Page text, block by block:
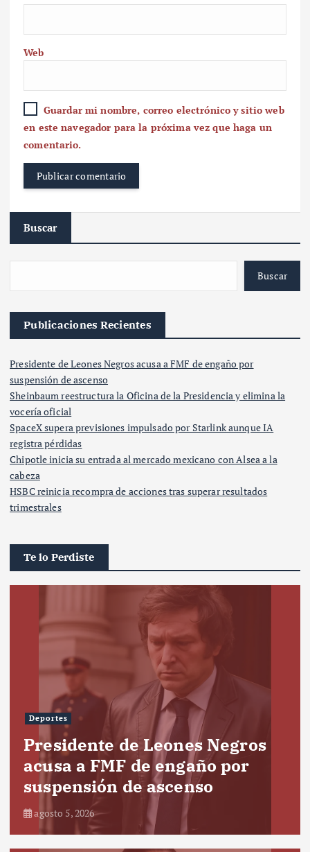
Web
Guardar mi nombre, correo electrónico y sitio web
en este navegador para la próxima vez que haga un
comentario.
Buscar
Buscar
Publicaciones Recientes
Presidente de Leones Negros acusa a FMF de engaño por
suspensión de ascenso
Sheinbaum reestructura la Oficina de la Presidencia y elimina la
vocería oficial
SpaceX supera previsiones impulsado por Starlink aunque IA
registra pérdidas
Chipotle inicia su entrada al mercado mexicano con Alsea a la
cabeza
HSBC reinicia recompra de acciones tras superar resultados
trimestrales
Te lo Perdiste
Deportes
Presidente de Leones Negros
acusa a FMF de engaño por
suspensión de ascenso
agosto 5, 2026